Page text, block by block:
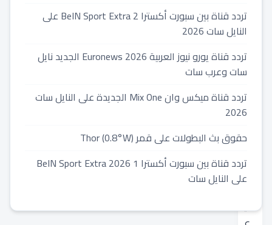
2024-
03-
07
⏱️
1
min
read
دقائق
قراءة
ف
تردد قناة بين سبورت أكسترا 2 BeIN Sport Extra على
النايل سات 2026
تردد قناة يورو نيوز العربية 2026 Euronews الجديد نايل
سات وعرب سات
تردد قناة ميكس وان Mix One الجديدة على النايل سات
2026
حقوق بث البطولات على قمر Thor (0.8°W)
تردد قناة بين سبورت أكسترا 1 2026 BeIN Sport Extra
على النايل سات